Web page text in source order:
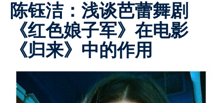
陈钰洁：浅谈芭蕾舞剧
《红色娘子军》在电影
《归来》中的作用